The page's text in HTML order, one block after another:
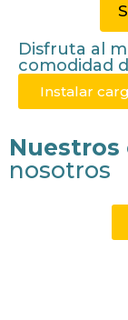
Disfruta al
comodidad
Instalar
Nuestros
nosotros